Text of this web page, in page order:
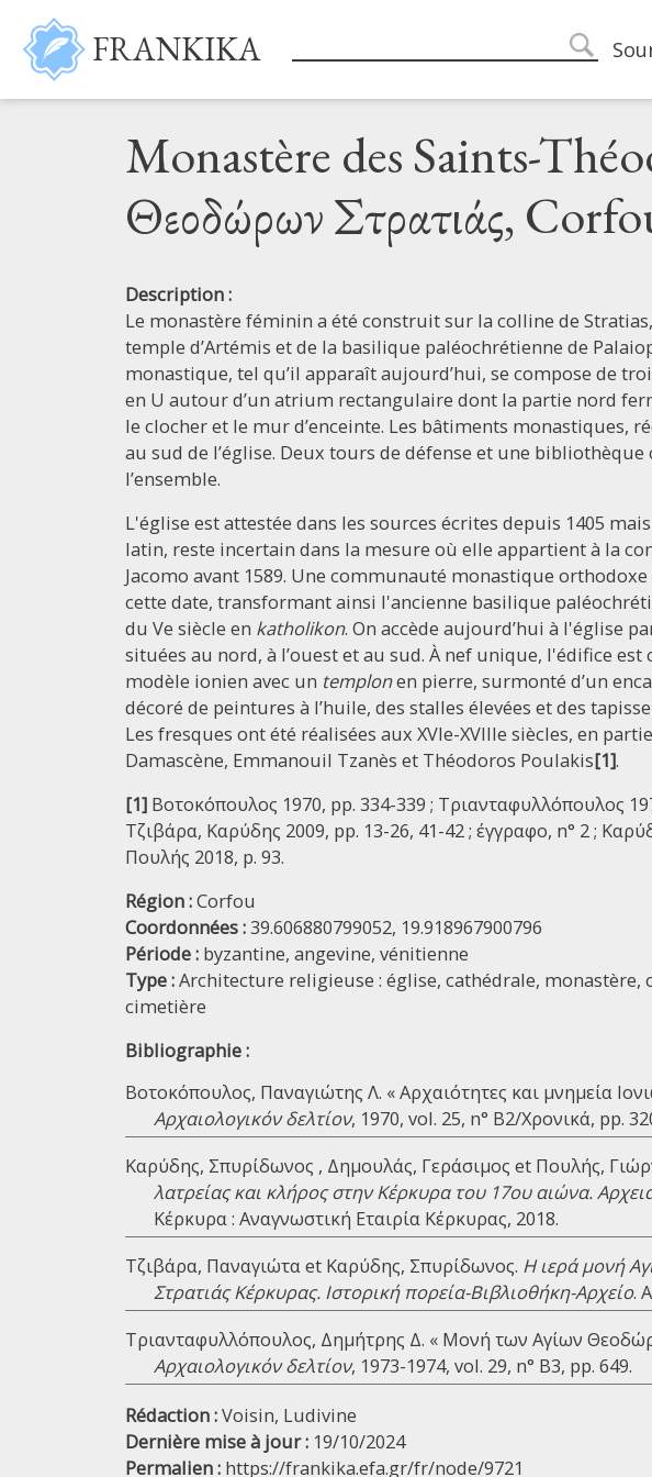
Aller au contenu principal
FRANKIKA
Monastère des Saints-
Θεοδώρων Στρατιάς,
Description :
Le monastère féminin a été construit sur la colline de Stratias,
temple d’Artémis et de la basilique paléochrétienne de
monastique, tel qu’il apparaît aujourd’hui, se compose de
en U autour d’un atrium rectangulaire dont la partie nord
le clocher et le mur d’enceinte. Les bâtiments monastiques,
au sud de l’église. Deux tours de défense et une
l’ensemble.
L'église est attestée dans les sources écrites depuis 1405
latin, reste incertain dans la mesure où elle appartient à la
Jacomo avant 1589. Une communauté monastique
cette date, transformant ainsi l'ancienne basilique
du Ve siècle en katholikon. On accède aujourd’hui à l'église
situées au nord, à l’ouest et au sud. À nef unique, l'édifice est
modèle ionien avec un templonen pierre, surmonté d’un
décoré de peintures à l’huile, des stalles élevées et des
Les fresques ont été réalisées aux XVIe-XVIIIe siècles, en
Damascène, Emmanouil Tzanès et Théodoros Poulakis[1].
[1] Βοτοκόπουλος 1970, pp. 334-339 ; Τριανταφυλλόπουλος
Τζιβάρα, Καρύδης 2009, pp. 13-26, 41-42 ; έγγραφο, n° 2 ;
Πουλής 2018, p. 93.
Région :Corfou
Coordonnées :39.606880799052, 19.918967900796
Période : byzantine, angevine, vénitienne
Type :Architecture religieuse : église, cathédrale, monastère,
cimetière
Bibliographie :
Βοτοκόπουλος, Παναγιώτης Λ. « Αρχαιότητες και μνημεία
Αρχαιολογικόν δελτίον, 1970, vol. 25, n° B2/Χρονικά, pp.
Καρύδης, Σπυρίδωνος , Δημουλάς, Γεράσιμος et Πουλής,
λατρείας και κλήρος στην Κέρκυρα του 17ου αιώνα.
Κέρκυρα : Αναγνωστική Εταιρία Κέρκυρας, 2018.
Τζιβάρα, Παναγιώτα et Καρύδης, Σπυρίδωνος. Η ιερά μονή
Στρατιάς Κέρκυρας. Ιστορική πορεία-Βιβλιοθήκη-Αρχείο.
Τριανταφυλλόπουλος, Δημήτρης Δ. « Μονή των Αγίων
Αρχαιολογικόν δελτίον, 1973-1974, vol. 29, n° B3, pp. 649.
Rédaction :Voisin, Ludivine
Dernière mise à jour : 19/10/2024
Permalien : https://frankika.efa.gr/fr/node/9721